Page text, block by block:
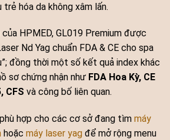
hóa da không xâm lấn.
HPMED, GL019 Premium được
Nd Yag chuẩn FDA & CE cho spa
đồng thời một số kết quả index khác
sơ chứng nhận như FDA Hoa Kỳ, CE
CFS và công bố liên quan.
hợp cho các cơ sở đang tìm máy
hoặc máy laser yag để mở rộng menu